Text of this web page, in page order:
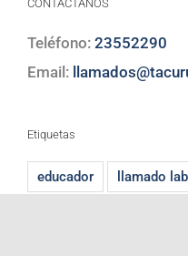
CONTACTANOS
Teléfono: 23552290
Email:
Etiquetas
educador llamado